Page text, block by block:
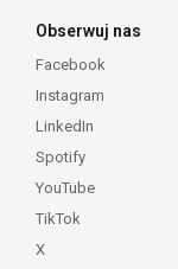
Obserwuj nas
Facebook
Instagram
LinkedIn
Spotify
YouTube
TikTok
X